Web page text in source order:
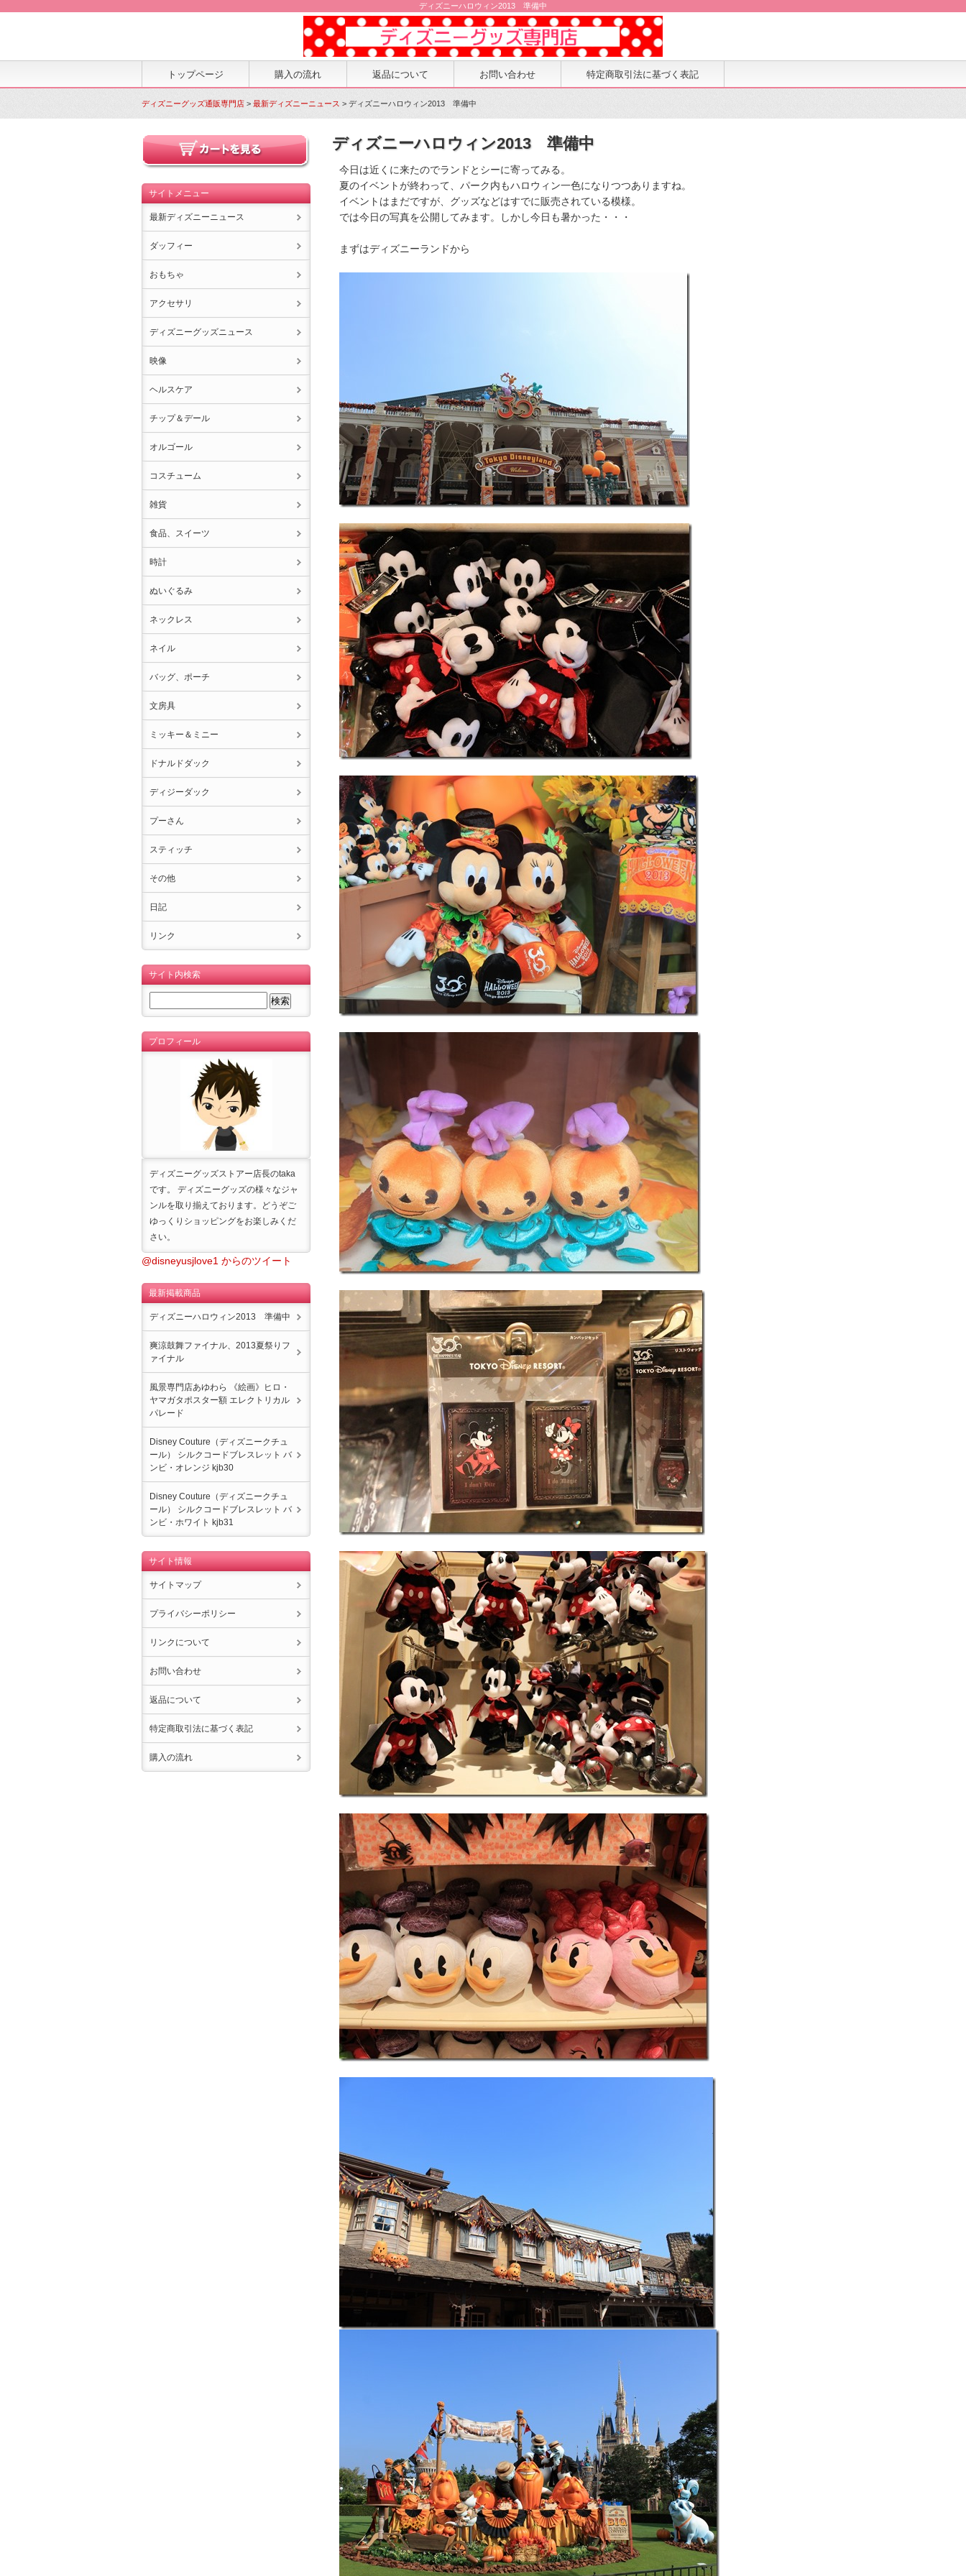
ディズニーハロウィン2013 準備中
トップページ 購入の流れ 返品について お問い合わせ 特定商取引法に基づく表記
ディズニーグッズ通販専門店 > 最新ディズニーニュース > ディズニーハロウィン2013 準備中
ディズニーハロウィン2013 準備中
今日は近くに来たのでランドとシーに寄ってみる。
夏のイベントが終わって、パーク内もハロウィン一色になりつつありますね。
イベントはまだですが、グッズなどはすでに販売されている模様。
では今日の写真を公開してみます。しかし今日も暑かった・・・
まずはディズニーランドから
サイトメニュー
最新ディズニーニュース
ダッフィー
おもちゃ
アクセサリ
ディズニーグッズニュース
映像
ヘルスケア
チップ＆デール
オルゴール
コスチューム
雑貨
食品、スイーツ
時計
ぬいぐるみ
ネックレス
ネイル
バッグ、ポーチ
文房具
ミッキー＆ミニー
ドナルドダック
ディジーダック
プーさん
スティッチ
その他
日記
リンク
サイト内検索
プロフィール
ディズニーグッズストアー店長のtaka
です。 ディズニーグッズの様々なジャ
ンルを取り揃えております。どうぞご
ゆっくりショッピングをお楽しみくだ
さい。
@disneyusjlove1 からのツイート
最新掲載商品
ディズニーハロウィン2013 準備中
爽涼鼓舞ファイナル、2013夏祭りフ
ァイナル
風景専門店あゆわら 《絵画》ヒロ・
ヤマガタポスター額 エレクトリカル
パレード
Disney Couture（ディズニークチュ
ール） シルクコードブレスレット バ
ンビ・オレンジ kjb30
Disney Couture（ディズニークチュ
ール） シルクコードブレスレット バ
ンビ・ホワイト kjb31
サイト情報
サイトマップ
プライバシーポリシー
リンクについて
お問い合わせ
返品について
特定商取引法に基づく表記
購入の流れ